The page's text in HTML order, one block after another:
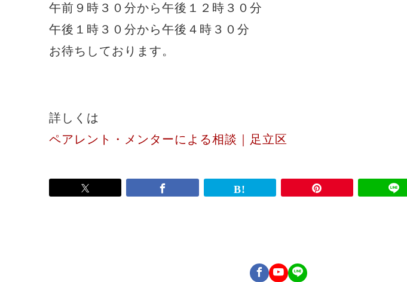
午前９時３０分から午後１２時３０分
午後１時３０分から午後４時３０分
お待ちしております。
詳しくは
ペアレント・メンターによる相談｜足立区